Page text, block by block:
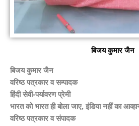
बिजय कुमार जैन
बिजय कुमार जैन
वरिष्ठ पत्रकार व सम्पादक
हिंदी सेवी-पर्यावरण प्रेमी
भारत को भारत ही बोला जाए, इंडिया नहीं का
वरिष्ठ पत्रकार व संपादक